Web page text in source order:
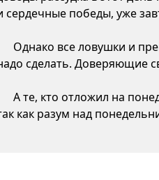
сердечные победы, уже
Однако все ловушки и
сделать. Доверяющие
А те, кто отложил на
как разум над